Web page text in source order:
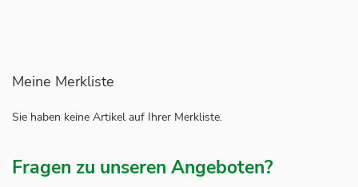
Meine Merkliste
Sie haben keine Artikel auf Ihrer Merkliste.
Fragen zu unseren Angeboten?